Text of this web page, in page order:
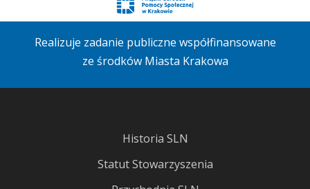
Realizuje zadanie publiczne współfinansowane
ze środków Miasta Krakowa
Historia SLN
Statut Stowarzyszenia